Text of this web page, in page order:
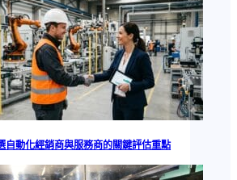
自動化經銷商與服務商的關鍵評估重點